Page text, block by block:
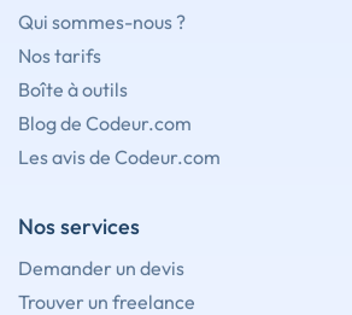
Qui sommes-nous ?
Nos tarifs
Boîte à outils
Blog de Codeur.com
Les avis de Codeur.com
Nos services
Demander un devis
Trouver un freelance